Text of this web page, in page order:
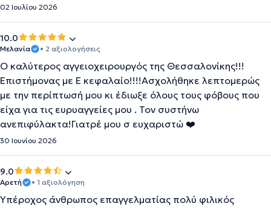
02 Ιουλίου 2026
10.0
Μελανία • 2 αξιολογήσεις
Ο καλύτερος αγγειοχειρουργός της Θεσσαλονίκης!!!
Επιστήμονας με Ε κεφαλαίο!!!!Ασχολήθηκε λεπτομερώς
με την περίπτωσή μου κι έδιωξε όλους τους φόβους που
είχα για τις ευρυαγγείες μου . Τον συστήνω
ανεπιφύλακτα!Γιατρέ μου σ ευχαριστώ ❤️
30 Ιουνίου 2026
9.0
Αρετή • 1 αξιολόγηση
Υπέροχος άνθρωπος επαγγελματίας πολύ φιλικός